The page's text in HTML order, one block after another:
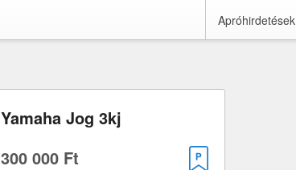
Apróhirdetések
Yamaha Jog 3kj
300 000 Ft